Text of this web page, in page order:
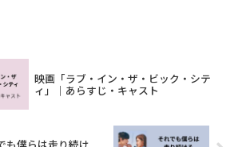
映画「ラブ・イン・ザ・ビック・シテ
ィ」｜あらすじ・キャスト